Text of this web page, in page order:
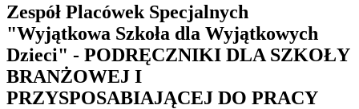
Zespół Placówek Specjalnych
"Wyjątkowa Szkoła dla Wyjątkowych
Dzieci" - PODRĘCZNIKI DLA SZKOŁY
BRANŻOWEJ I
PRZYSPOSABIAJĄCEJ DO PRACY